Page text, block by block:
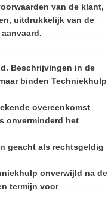
van de klant,
uitdrukkelijk van de
Beschrijvingen in de
binden Techniekhulp
overeenkomst
onverminderd het
geacht als rechtsgeldig
onverwijld na de
termijn voor